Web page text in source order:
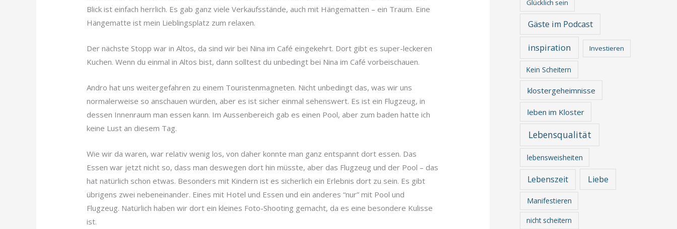
Blick ist einfach herrlich. Es gab ganz viele Verkaufsstände, auch mit Hängematten – ein Traum. Eine
Hängematte ist mein Lieblingsplatz zum relaxen.
Der nächste Stopp war in Altos, da sind wir bei Nina im Café eingekehrt. Dort gibt es super-leckeren
Kuchen. Wenn du einmal in Altos bist, dann solltest du unbedingt bei Nina im Café vorbeischauen.
Andro hat uns weitergefahren zu einem Touristenmagneten. Nicht unbedingt das, was wir uns
normalerweise so anschauen würden, aber es ist sicher einmal sehenswert. Es ist ein Flugzeug, in
dessen Innenraum man essen kann. Im Aussenbereich gab es einen Pool, aber zum baden hatte ich
keine Lust an diesem Tag.
Wie wir da waren, war relativ wenig los, von daher konnte man ganz entspannt dort essen. Das
Essen war jetzt nicht so, dass man deswegen dort hin müsste, aber das Flugzeug und der Pool – das
hat natürlich schon etwas. Besonders mit Kindern ist es sicherlich ein Erlebnis dort zu sein. Es gibt
übrigens zwei nebeneinander. Eines mit Hotel und Essen und ein anderes “nur” mit Pool und
Flugzeug. Natürlich haben wir dort ein kleines Foto-Shooting gemacht, da es eine besondere Kulisse
ist.
Glücklich sein
Gäste im Podcast
inspiration Investieren
Kein Scheitern
klostergeheimnisse
leben im Kloster
Lebensqualität
lebensweisheiten
Lebenszeit Liebe
Manifestieren
nicht scheitern